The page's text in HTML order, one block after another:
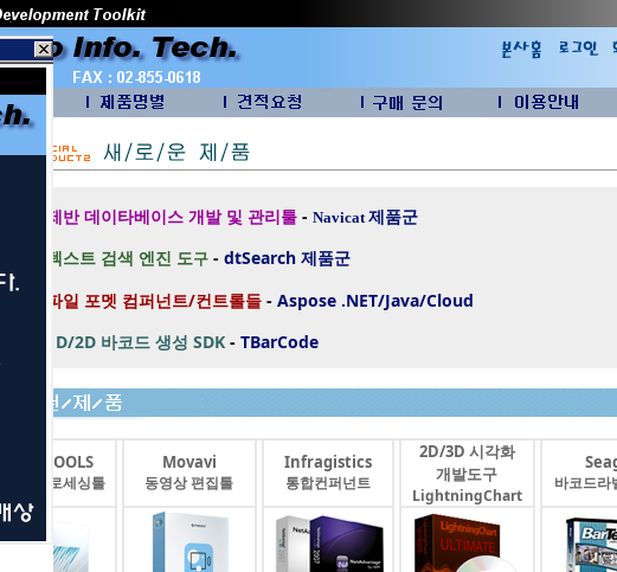
제반 데이타베이스 개발 및 관리툴- Navicat제품군
텍스트 검색 엔진 도구- dtSearch 제품군
파일 포멧 컴퍼넌트/컨트롤들 - Aspose .NET/Java/Cloud
1D/2D 바코드 생성 SDK - TBarCode
LEADTOOLS
이미지프로세싱툴
Movavi
동영상 편집툴
Infragistics
통합컨퍼넌트
2D/3D 시각화
개발도구
LightningChart
바코드라